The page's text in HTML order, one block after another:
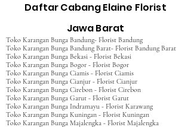
Daftar Cabang Elaine Florist
Jawa Barat
Toko Karangan Bunga Bandung- Florist Bandung
Toko Karangan Bunga Bandung Barat- Florist Bandung Barat
Toko Karangan Bunga Bekasi - Florist Bekasi
Toko Karangan Bunga Bogor - Florist Bogor
Toko Karangan Bunga Ciamis - Florist Ciamis
Toko Karangan Bunga Cianjur - Florist Cianjur
Toko Karangan Bunga Cirebon - Florist Cirebon
Toko Karangan Bunga Garut - Florist Garut
Toko Karangan Bunga Indramayu - Florist Karawang
Toko Karangan Bunga Kuningan - Florist Kuningan
Toko Karangan Bunga Majalengka - Florist Majalengka